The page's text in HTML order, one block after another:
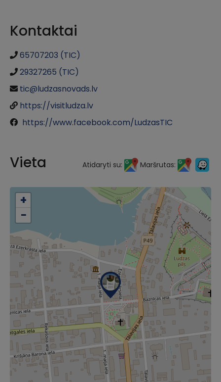
Kontaktai
65707203 (TIC)
29327265 (TIC)
tic@ludzasnovads.lv
https://visitludza.lv
https://www.facebook.com/LudzasTIC
Vieta Atidaryti su: Maršrutas:
+
−